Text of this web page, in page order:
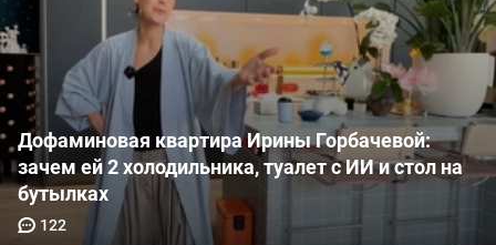
Дофаминовая квартира Ирины Горбачевой:
зачем ей 2 холодильника, туалет с ИИ и стол на
бутылках
122